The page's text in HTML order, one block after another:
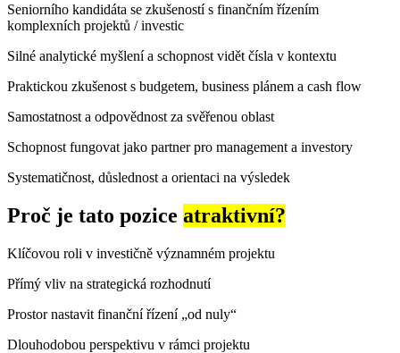
Seniorního kandidáta se zkušeností s finančním řízením
komplexních projektů / investic
Silné analytické myšlení a schopnost vidět čísla v kontextu
Praktickou zkušenost s budgetem, business plánem a cash flow
Samostatnost a odpovědnost za svěřenou oblast
Schopnost fungovat jako partner pro management a investory
Systematičnost, důslednost a orientaci na výsledek
Proč je tato pozice atraktivní?
Klíčovou roli v investičně významném projektu
Přímý vliv na strategická rozhodnutí
Prostor nastavit finanční řízení „od nuly“
Dlouhodobou perspektivu v rámci projektu